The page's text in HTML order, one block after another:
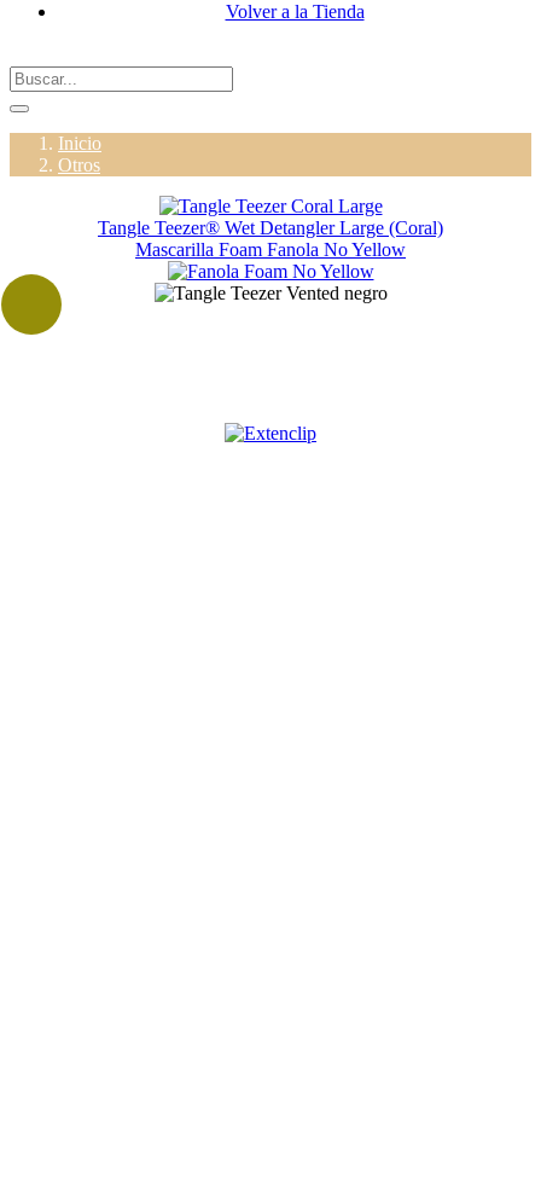
Volver a la Tienda
Inicio
Otros
Tangle Teezer® Wet Detangler Large (Coral)
Mascarilla Foam Fanola No Yellow